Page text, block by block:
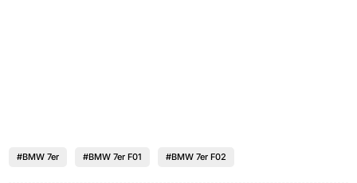
#BMW 7er #BMW 7er F01 #BMW 7er F02